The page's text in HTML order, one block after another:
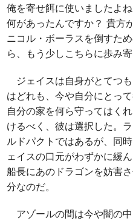
俺を寄せ餌に使いましたよ
何があったんですか？ 貴方
ニコル・ボーラスを倒すた
ら、もう少しこちらに歩み
ジェイスは自身がとてつ
はどれも、今や自分にとっ
自分の家を何ら守ってはく
けるべく、彼は選択した。
ルドパクトではあるが、同
ェイスの口元がわずかに緩
船長にあのドラゴンを妨害
分なのだ。
アゾールの間は今や闇の